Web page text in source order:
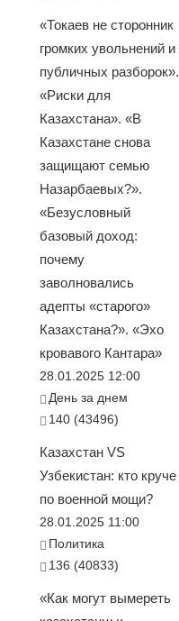
«Токаев не сторонник
громких увольнений и
публичных разборок».
«Риски для
Казахстана». «В
Казахстане снова
защищают семью
Назарбаевых?».
«Безусловный
базовый доход:
почему
заволновались
адепты «старого»
Казахстана?». «Эхо
кровавого Кантара»
28.01.2025 12:00
День за днем
140 (43496)
Казахстан VS
Узбекистан: кто круче
по военной мощи?
28.01.2025 11:00
Политика
136 (40833)
«Как могут вымереть